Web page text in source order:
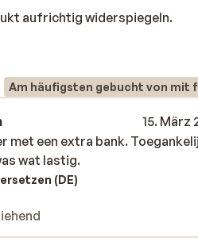
aufrichtig widerspiegeln.
Am häufigsten gebucht von mit
15. März
met een extra bank.
wat lastig.
met een extra bank.
wat lastig.
(DE)